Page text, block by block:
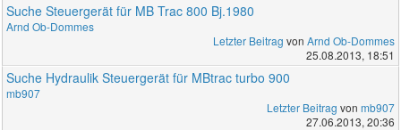
Suche Steuergerät für MB Trac 800 Bj.1980
Arnd Ob-Dommes
Letzter Beitrag von Arnd Ob-Dommes
25.08.2013, 18:51
Suche Hydraulik Steuergerät für MBtrac turbo 900
mb907
Letzter Beitrag von mb907
27.06.2013, 20:36